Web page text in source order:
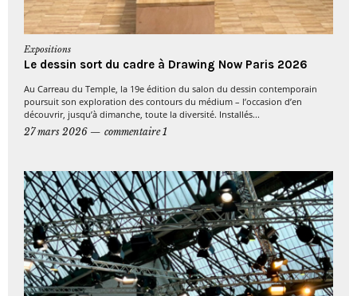
Expositions
Le dessin sort du cadre à Drawing Now Paris 2026
Au Carreau du Temple, la 19e édition du salon du dessin contemporain
poursuit son exploration des contours du médium – l’occasion d’en
découvrir, jusqu’à dimanche, toute la diversité. Installés...
27 mars 2026
commentaire 1